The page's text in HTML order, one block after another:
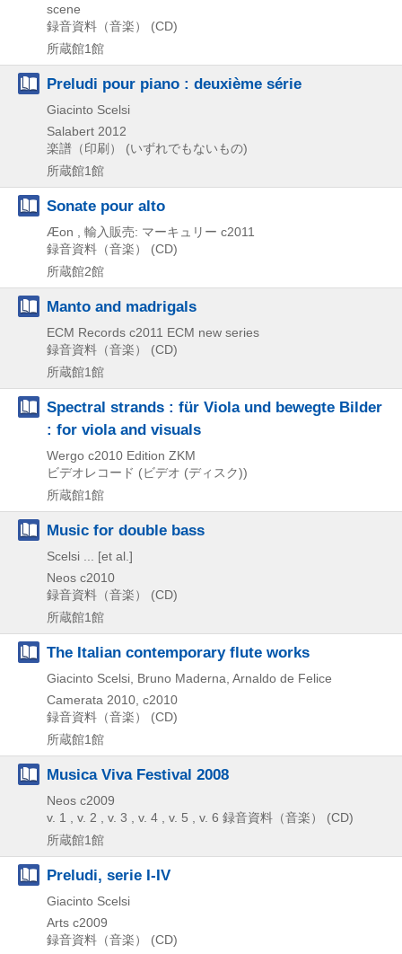
scene
録音資料（音楽） (CD)
所蔵館1館
Preludi pour piano : deuxième série
Giacinto Scelsi
Salabert 2012
楽譜（印刷） (いずれでもないもの)
所蔵館1館
Sonate pour alto
Æon , 輸入販売: マーキュリー c2011
録音資料（音楽） (CD)
所蔵館2館
Manto and madrigals
ECM Records c2011 ECM new series
録音資料（音楽） (CD)
所蔵館1館
Spectral strands : für Viola und bewegte Bilder
: for viola and visuals
Wergo c2010 Edition ZKM
ビデオレコード (ビデオ (ディスク))
所蔵館1館
Music for double bass
Scelsi ... [et al.]
Neos c2010
録音資料（音楽） (CD)
所蔵館1館
The Italian contemporary flute works
Giacinto Scelsi, Bruno Maderna, Arnaldo de Felice
Camerata 2010, c2010
録音資料（音楽） (CD)
所蔵館1館
Musica Viva Festival 2008
Neos c2009
v. 1 , v. 2 , v. 3 , v. 4 , v. 5 , v. 6 録音資料（音楽） (CD)
所蔵館1館
Preludi, serie I-IV
Giacinto Scelsi
Arts c2009
録音資料（音楽） (CD)